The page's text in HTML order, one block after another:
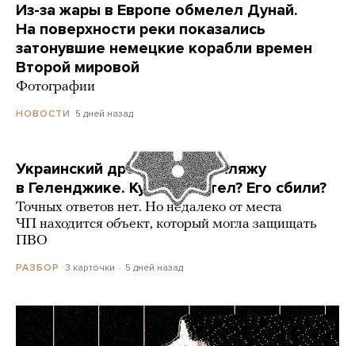
Из-за жары в Европе обмелел Дунай.
На поверхности реки показались
затонувшие немецкие корабли времен
Второй мировой
Фотографии
НОВОСТИ 5 дней назад
Украинский дрон попал по пляжу
в Геленджике. Куда он летел? Его сбили?
Точных ответов нет. Но недалеко от места
ЧП находится объект, который могла защищать
ПВО
РАЗБОР 3 карточки 5 дней назад